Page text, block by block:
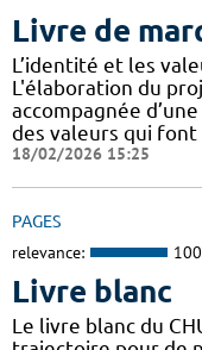
Livre de
L’identité et les
L'élaboration du
accompagnée
des valeurs qui font
18/02/2026 15:25
PAGES
relevance:
Livre blanc
Le livre blanc du